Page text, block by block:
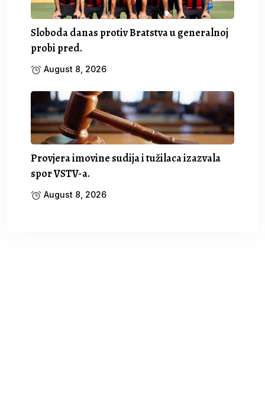
Sloboda danas protiv Bratstva u generalnoj
probi pred.
August 8, 2026
Provjera imovine sudija i tužilaca izazvala
spor VSTV-a.
August 8, 2026